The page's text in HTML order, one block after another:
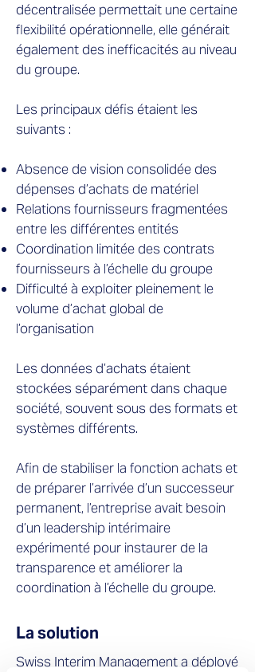
décentralisée permettait une certaine
flexibilité opérationnelle, elle générait
également des inefficacités au niveau
du groupe.
Les principaux défis étaient les
suivants :
Absence de vision consolidée des
dépenses d’achats de matériel
Relations fournisseurs fragmentées
entre les différentes entités
Coordination limitée des contrats
fournisseurs à l’échelle du groupe
Difficulté à exploiter pleinement le
volume d’achat global de
l’organisation
Les données d’achats étaient
stockées séparément dans chaque
société, souvent sous des formats et
systèmes différents.
Afin de stabiliser la fonction achats et
de préparer l’arrivée d’un successeur
permanent, l’entreprise avait besoin
d’un leadership intérimaire
expérimenté pour instaurer de la
transparence et améliorer la
coordination à l’échelle du groupe.
La solution
Swiss Interim Management a déployé